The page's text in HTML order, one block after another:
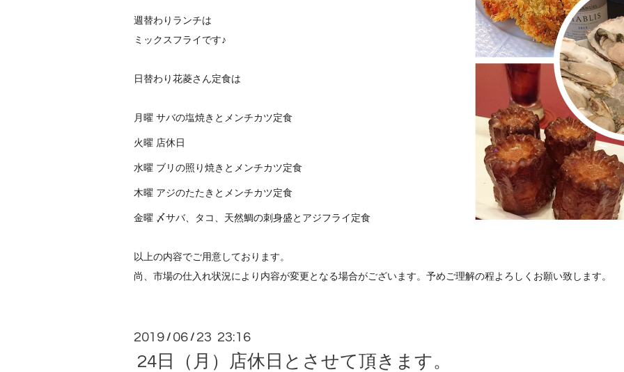
週替わりランチは
ミックスフライです♪
日替わり花菱さん定食は
月曜 サバの塩焼きとメンチカツ定食
火曜 店休日
水曜 ブリの照り焼きとメンチカツ定食
木曜 アジのたたきとメンチカツ定食
金曜 〆サバ、タコ、天然鯛の刺身盛とアジフライ定食
以上の内容でご用意しております。
尚、市場の仕入れ状況により内容が変更となる場合がございます。予めご理解の程よろしくお願い致します。
2019 / 06 / 23 23:16
24日（月）店休日とさせて頂きます。